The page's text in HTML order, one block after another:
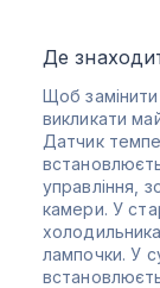
Де
Щоб
викликати
Датчик
управління,
камери. У
лампочки. У